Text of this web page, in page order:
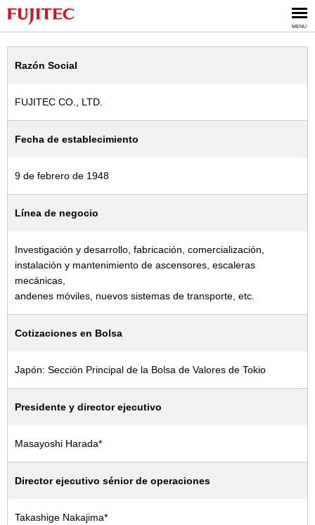
MENU
Data Corporativa
Razón Social
FUJITEC CO., LTD.
Fecha de establecimiento
9 de febrero de 1948
Línea de negocio
Investigación y desarrollo, fabricación, comercialización,
instalación y mantenimiento de ascensores, escaleras
mecánicas,
andenes móviles, nuevos sistemas de transporte, etc.
Cotizaciones en Bolsa
Japón: Sección Principal de la Bolsa de Valores de Tokio
Presidente y director ejecutivo
Masayoshi Harada*
Director ejecutivo sénior de operaciones
Takashige Nakajima*